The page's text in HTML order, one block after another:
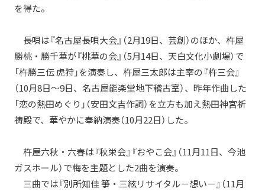
を得た。
長唄は『名古屋長唄大会』（2月19日、芸創）のほか、杵屋
勝桃・勝千華が『桃華の会』（5月14日、天白文化小劇場）で
「杵勝三伝 虎狩」を演奏し、杵屋三太郎は主宰の『杵三会』
（10月8日～9日、名古屋能楽堂地下稽古室）、昨年作曲した
「恋の熱田めぐり」（安田文吉作詞）を立方も加え熱田神宮祈
祷殿で、華やかに奉納演奏（10月22日）した。
杵屋六秋・六春は『秋栄会』『おやこ会』（11月11日、今池
ガスホール）で梅を主題とした2曲を演奏。
三曲では『別所知佳 箏・三絃リサイタル－想い－』（11月